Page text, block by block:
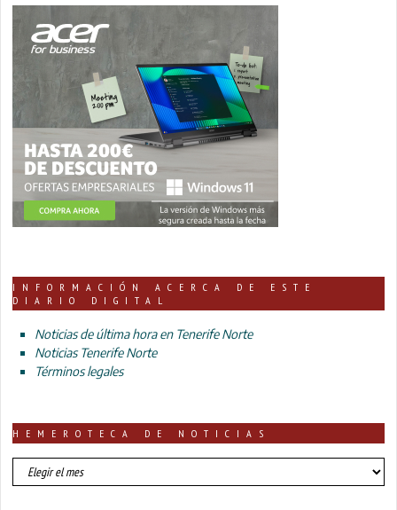
INFORMACIÓN ACERCA DE ESTE
DIARIO DIGITAL
Noticias de última hora en Tenerife Norte
Noticias Tenerife Norte
Términos legales
HEMEROTECA DE NOTICIAS
HEMEROTECA
DE